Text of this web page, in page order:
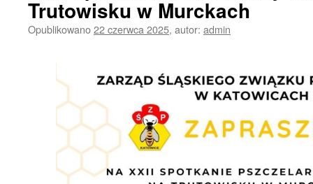
Trutowisku w Murckach
Opublikowano22 czerwca 2025, autor: admin